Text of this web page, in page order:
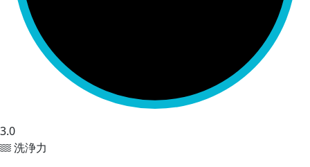
3.0
洗浄力